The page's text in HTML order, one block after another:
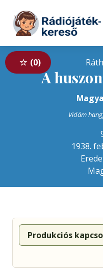
Tovább a tartalomhoz
0
A
Vidám
1938.
Produkciós